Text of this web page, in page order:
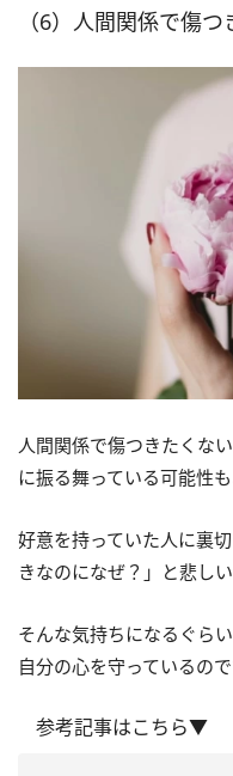
（6）人間関係で傷
人間関係で傷つきたくな
に振る舞っている可能性も
好意を持っていた人に裏
きなのになぜ？」と悲し
そんな気持ちになるぐら
自分の心を守っているので
参考記事はこちら▼